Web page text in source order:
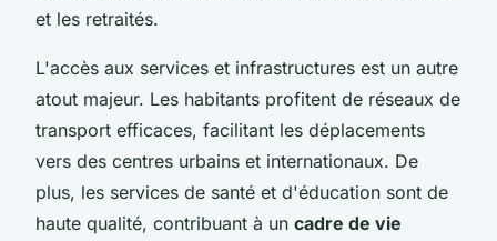
et les retraités.
L'accès aux services et infrastructures est un autre
atout majeur. Les habitants profitent de réseaux de
transport efficaces, facilitant les déplacements
vers des centres urbains et internationaux. De
plus, les services de santé et d'éducation sont de
haute qualité, contribuant à un cadre de vie